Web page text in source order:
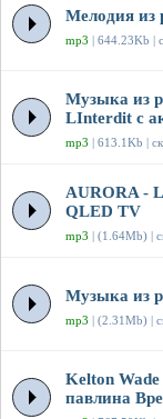
Мелодия из
mp3 | 644.23Kb |
Музыка из
LInterdit с
mp3 | 613.1Kb |
AURORA -
QLED TV
mp3 | (1.64Mb) |
Музыка из
mp3 | (2.31Mb) |
Kelton
павлина